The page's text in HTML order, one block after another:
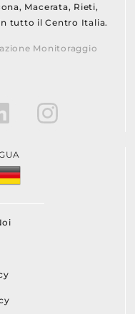
Macerata, Rieti,
tutto il Centro Italia.
Monitoraggio